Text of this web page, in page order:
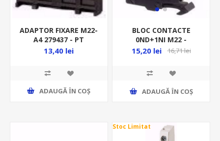
ADAPTOR FIXARE M22-
A4 279437 - PT
MANIPULATOR EATON
13,40 lei
ADAUGĂ ȊN COŞ
BLOC CONTACTE
0ND+1NI M22 -
BUTON/SELECTOR C-DA
15,20 lei 16,71 lei
ADAUGĂ ȊN COŞ
Stoc Limitat